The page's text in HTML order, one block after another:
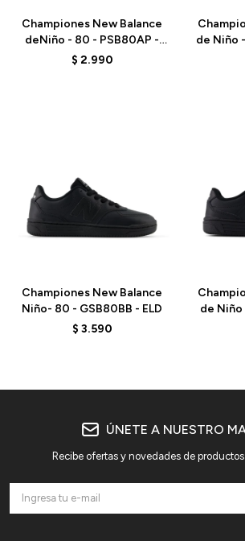
Championes New Balance
deNiño - 80 - PSB80AP -
ELD
$ 2.990
de Niño
Championes New Balance
Niño- 80 - GSB80BB - ELD
$ 3.590
de Niño
ÚNETE A NUESTRO
Recibe ofertas y novedades de